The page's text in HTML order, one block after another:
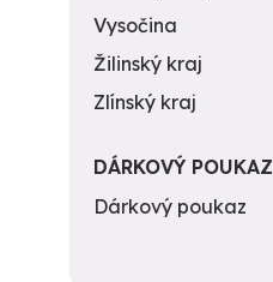
Vysočina
Žilinský kraj
Zlínský kraj
DÁRKOVÝ POUKAZ
Dárkový poukaz